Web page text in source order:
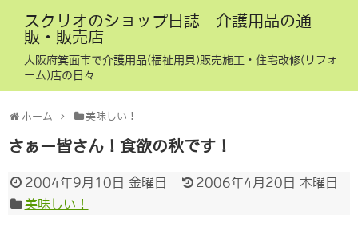
スクリオのショップ日誌 介護用品の通
販・販売店
大阪府箕面市で介護用品(福祉用具)販売施工・住宅改修(リフォ
ーム)店の日々
ホーム 美味しい！
さぁー皆さん！食欲の秋です！
2004年9月10日 金曜日
2006年4月20日 木曜日
美味しい！